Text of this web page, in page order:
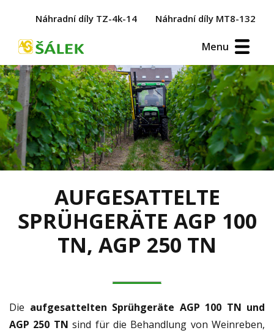
Náhradní díly TZ-4k-14 Náhradní díly MT8-132
Menu
AUFGESATTELTE
SPRÜHGERÄTE AGP 100
TN, AGP 250 TN
Die aufgesattelten Sprühgeräte AGP 100 TN und
AGP 250 TN sind für die Behandlung von Weinreben,